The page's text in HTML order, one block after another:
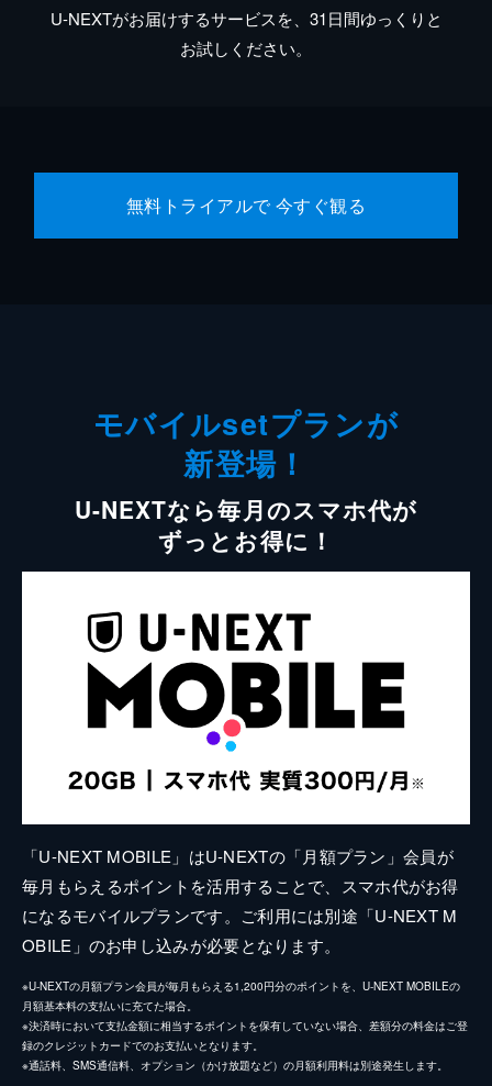
U-NEXTがお届けするサービスを、31日間ゆっくりと
お試しください。
無料トライアルで 今すぐ観る
モバイルsetプランが
新登場！
U-NEXTなら毎月のスマホ代が
ずっとお得に！
「U-NEXT MOBILE」はU-NEXTの「月額プラン」会員が
毎月もらえるポイントを活用することで、スマホ代がお得
になるモバイルプランです。ご利用には別途「U-NEXT M
OBILE」のお申し込みが必要となります。
※U-NEXTの月額プラン会員が毎月もらえる1,200円分のポイントを、U-NEXT MOBILEの
月額基本料の支払いに充てた場合。
※決済時において支払金額に相当するポイントを保有していない場合、差額分の料金はご登
録のクレジットカードでのお支払いとなります。
※通話料、SMS通信料、オプション（かけ放題など）の月額利用料は別途発生します。